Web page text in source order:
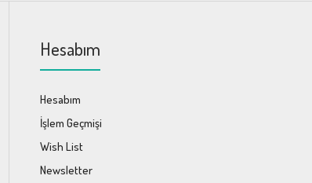
Hesabım
Hesabım
İşlem Geçmişi
Wish List
Newsletter